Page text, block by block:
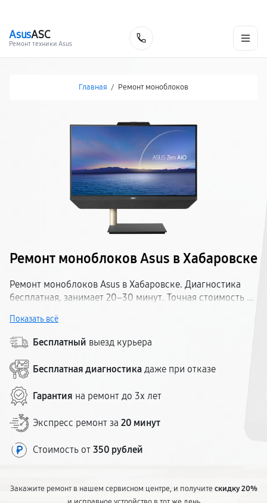
AsusASC
Ремонт техники Asus
Главная / Ремонт моноблоков
Ремонт моноблоков Asus в Хабаровске
Ремонт моноблоков Asus в Хабаровске. Диагностика
бесплатная, занимает 20–30 минут. Точная стоимость —
Моноблочные ПК Асус всех моделей. Собственный
склад запчастей, ремонт — от 1 рабочего дня.
Показать всё
Бесплатный выезд курьера
Бесплатная диагностика даже при отказе
Гарантия на ремонт до 3х лет
Экспресс ремонт за 20 минут
Стоимость от 350 рублей
Закажите ремонт в нашем сервисном центре, и получитескидку 20%